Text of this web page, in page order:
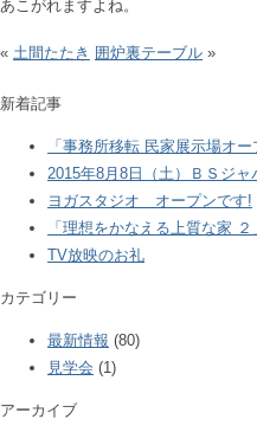
あこがれますよね。
« 土間たたき 囲炉裏テーブル »
新着記事
「事務所移転 民家展示場オ
2015年8月8日（土）ＢＳジ
ヨガスタジオ オープンです!
「理想をかなえる上質な家 ２
TV放映のお礼
カテゴリー
最新情報 (80)
見学会 (1)
アーカイブ